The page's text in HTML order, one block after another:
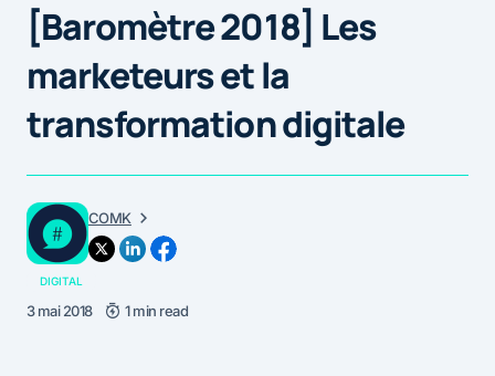
[Baromètre 2018] Les
marketeurs et la
transformation digitale
COMK
DIGITAL
3 mai 2018 1 min read